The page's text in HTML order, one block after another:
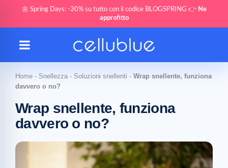
🌼 Spring Days: -30% su tutto con il codice BLOGSPRING 👉 Ne
approfitto
Home - Snellezza - Soluzioni snellenti - Wrap snellente, funziona
davvero o no?
Wrap snellente, funziona
davvero o no?